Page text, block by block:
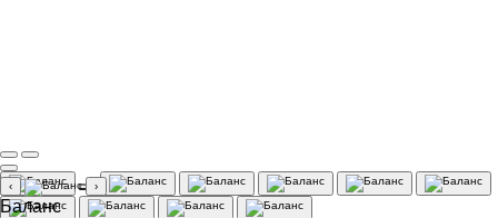
‹ ›
Баланс